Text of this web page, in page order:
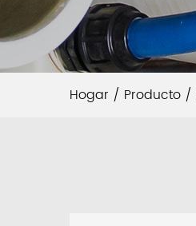
Hogar / Producto /